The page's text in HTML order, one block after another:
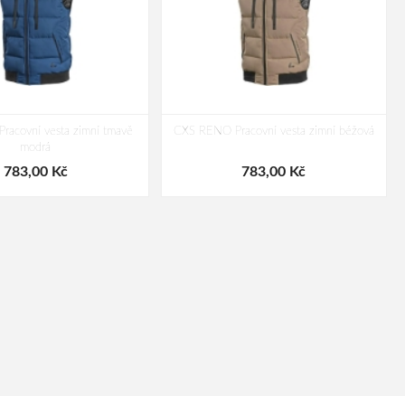
vesta zimní tmavě
modrá
783,00 Kč
CXS RENO Pracovní vesta zimní béžová
783,00 Kč